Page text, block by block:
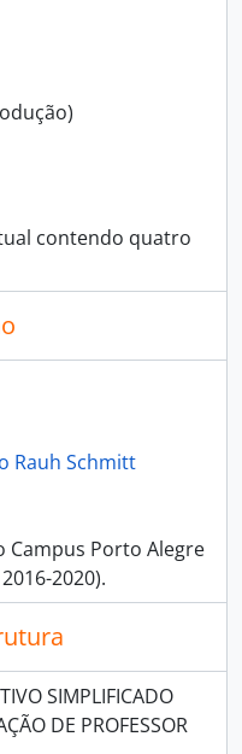
contendo quatro
Rauh Schmitt
Campus Porto Alegre
2020).
SIMPLIFICADO
DE PROFESSOR